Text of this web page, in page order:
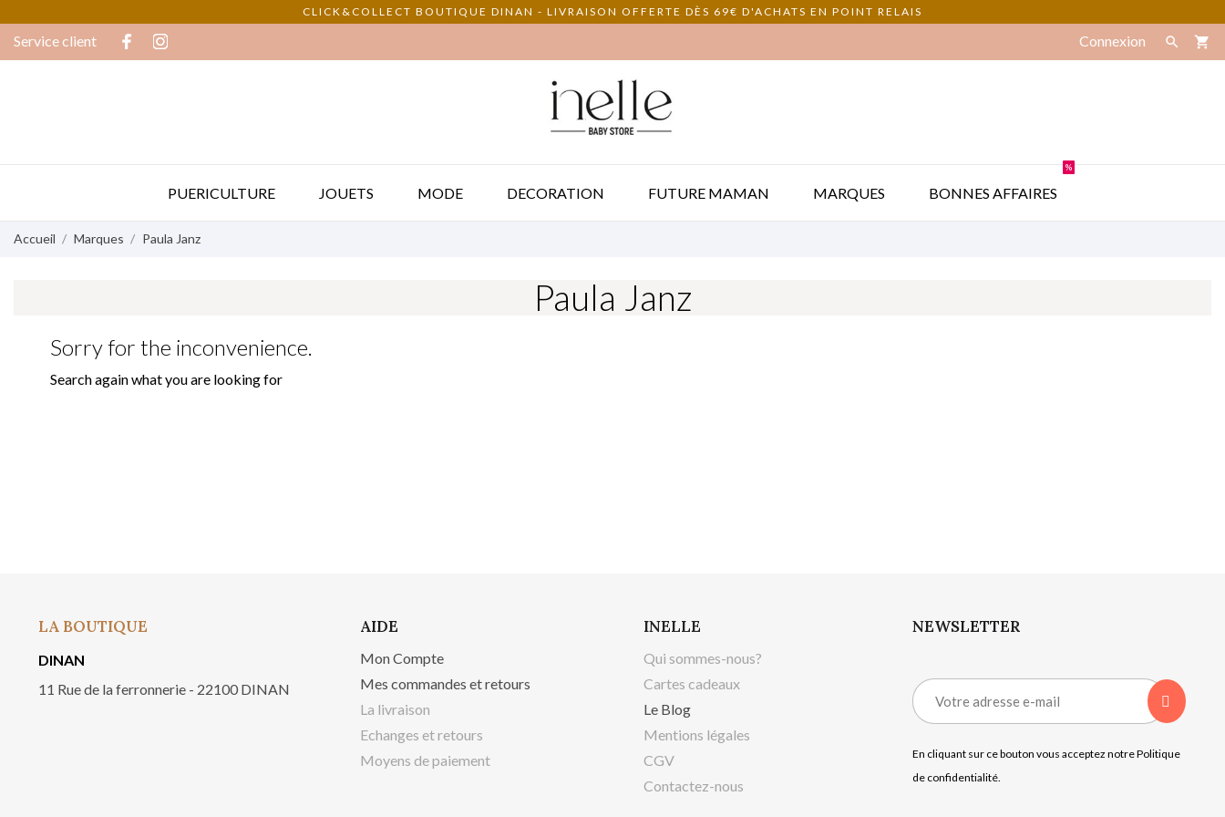
CLICK&COLLECT BOUTIQUE DINAN - LIVRAISON OFFERTE DÈS 69€ D'ACHATS EN POINT RELAIS
Service client Connexion  shopping_cart
PUERICULTURE JOUETS MODE DECORATION FUTURE MAMAN MARQUES BONNES AFFAIRES
%
Accueil Marques Paula Janz
Paula Janz
Sorry for the inconvenience.
Search again what you are looking for
LA BOUTIQUE
DINAN
11 Rue de la ferronnerie - 22100 DINAN
AIDE
Mon Compte
Mes commandes et retours
La livraison
Echanges et retours
Moyens de paiement
INELLE
Qui sommes-nous?
Cartes cadeaux
Le Blog
Mentions légales
CGV
Contactez-nous
NEWSLETTER
En cliquant sur ce bouton vous acceptez notre Politique
de confidentialité.